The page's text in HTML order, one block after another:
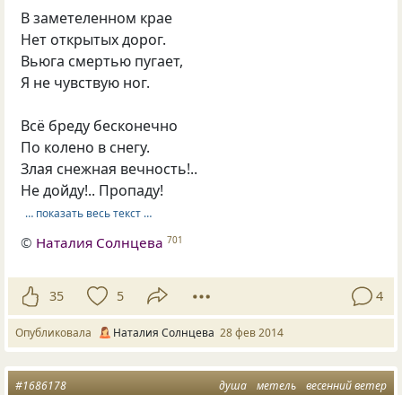
В заметеленном крае
Нет открытых дорог.
Вьюга смертью пугает,
Я не чувствую ног.
Всё бреду бесконечно
По колено в снегу.
Злая снежная вечность!..
Не дойду!.. Пропаду!
… показать весь текст …
© Наталия Солнцева 701
35 5 4
Опубликовала Наталия Солнцева 28 фев 2014
душа метель весенний ветер
#1686178